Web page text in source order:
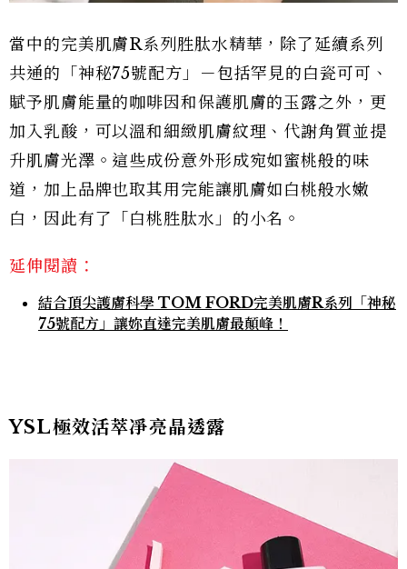
當中的完美肌膚R系列胜肽水精華，除了延續系列
共通的「神秘75號配方」－包括罕見的白瓷可可、
賦予肌膚能量的咖啡因和保護肌膚的玉露之外，更
加入乳酸，可以溫和細緻肌膚紋理、代謝角質並提
升肌膚光澤。這些成份意外形成宛如蜜桃般的味
道，加上品牌也取其用完能讓肌膚如白桃般水嫩
白，因此有了「白桃胜肽水」的小名。
延伸閱讀：
結合頂尖護膚科學 TOM FORD完美肌膚R系列「神秘
75號配方」讓妳直達完美肌膚最顛峰！
YSL極效活萃凈亮晶透露